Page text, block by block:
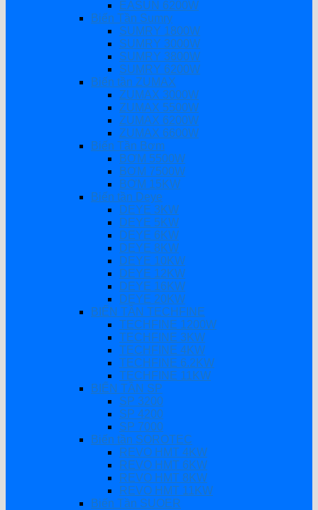
EASUN 6200W
Biến Tần Sumry
SUMRY 1800W
SUMRY 3000W
SUMRY 3800W
SUMRY 6200W
Biến tần ZUMAX
ZUMAX 3000W
ZUMAX 5500W
ZUMAX 6200W
ZUMAX 6600W
Biến Tần Bơm
BƠM 5500W
BƠM 7500W
BƠM 15KW
Biến tần Deye
DEYE 3KW
DEYE 5KW
DEYE 6KW
DEYE 8KW
DEYE 10KW
DEYE 12KW
DEYE 16KW
DEYE 20KW
BIẾN TẦN TECHFINE
TECHFINE 1200W
TECHFINE 3KW
TECHFINE 4KW
TECHFINE 6.2KW
TECHFINE 11KW
BIẾN TẦN SP
SP 3200
SP 4200
SP 7000
Biến tần SOROTEC
REVO HMT 4KW
REVO HMT 6KW
REVO HMT 8KW
REVO HMT 11KW
Biến Tần SUOER